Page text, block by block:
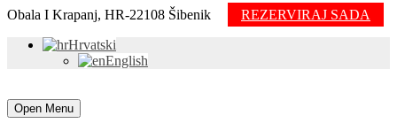
Obala I Krapanj, HR-22108 Šibenik
REZERVIRAJ SADA
Hrvatski
English
Open Menu